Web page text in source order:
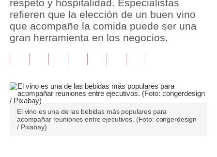
Plus G
Opinión
Editorial
Blogs
Tendencias
Lujo
respeto y hospitalidad. Especialistas
refieren que la elección de un buen vino
que acompañe la comida puede ser una
gran herramienta en los negocios.
El vino es una de las bebidas más populares para
acompañar reuniones entre ejecutivos. (Foto: congerdesign
/ Pixabay)